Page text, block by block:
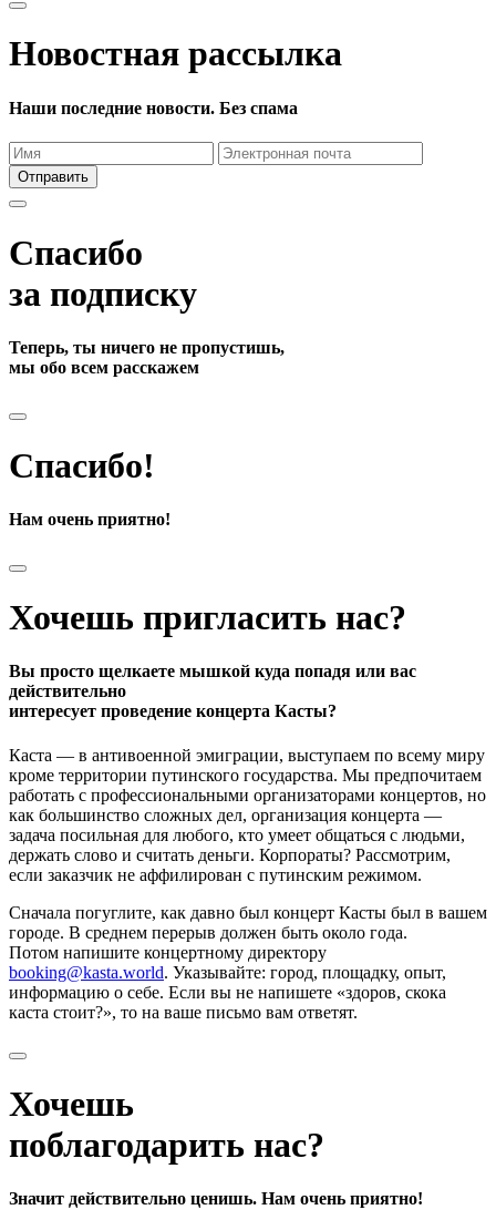
Новостная рассылка
Наши последние новости. Без спама
Отправить
Спасибо
за подписку
Теперь, ты ничего не пропустишь,
мы обо всем расскажем
Спасибо!
Нам очень приятно!
Хочешь пригласить нас?
Вы просто щелкаете мышкой куда попадя или вас
действительно
интересует проведение концерта Касты?
Каста — в антивоенной эмиграции, выступаем по всему миру
кроме территории путинского государства. Мы предпочитаем
работать с профессиональными организаторами концертов, но
как большинство сложных дел, организация концерта —
задача посильная для любого, кто умеет общаться с людьми,
держать слово и считать деньги. Корпораты? Рассмотрим,
если заказчик не аффилирован с путинским режимом.
Сначала погуглите, как давно был концерт Касты был в вашем
городе. В среднем перерыв должен быть около года.
Потом напишите концертному директору
booking@kasta.world. Указывайте: город, площадку, опыт,
информацию о себе. Если вы не напишете «здоров, скока
каста стоит?», то на ваше письмо вам ответят.
Хочешь
поблагодарить нас?
Значит действительно ценишь. Нам очень приятно!